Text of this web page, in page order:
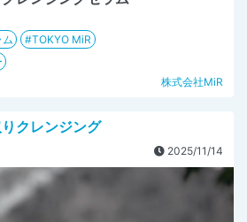
TOKYO MiR
株式会社MiR
クレンジング
2025/11/14